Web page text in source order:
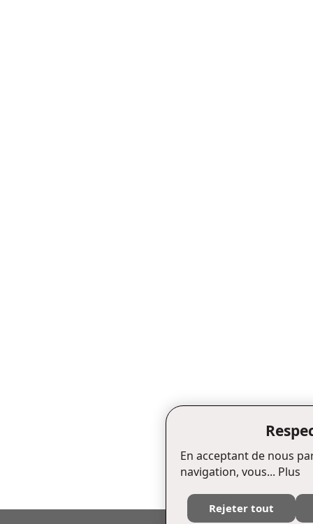
En acceptant de nous
navigation, vous... Plus
Rejeter tout